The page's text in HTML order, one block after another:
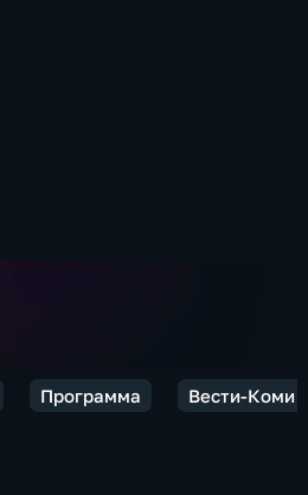
Программа Вести-Коми